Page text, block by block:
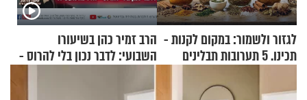
לגזור ולשמור: במקום לקנות -
תכינו. 5 תערובות תבלינים
הרב זמיר כהן בשיעורו
השבועי: לדבר נכון בלי להרוס -